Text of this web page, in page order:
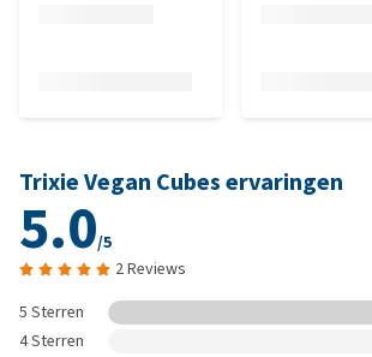
Trixie Vegan Cubes ervaringen
5.0/5
2 Reviews
5 Sterren
4 Sterren